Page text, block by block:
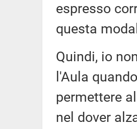
espresso
questa
Quindi, io
l'Aula
permettere
nel dover